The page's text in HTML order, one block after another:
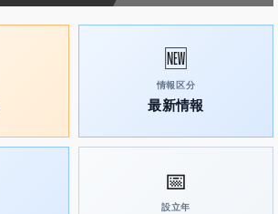
🆕
情報区分
最新情報
📅
設立年